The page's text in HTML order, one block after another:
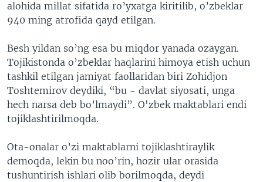
alohida millat sifatida ro’yxatga kiritilib, o’zbeklar
940 ming atrofida qayd etilgan.
Besh yildan so’ng esa bu miqdor yanada ozaygan.
Tojikistonda o’zbeklar haqlarini himoya etish uchun
tashkil etilgan jamiyat faollaridan biri Zohidjon
Toshtemirov deydiki, “bu - davlat siyosati, unga
hech narsa deb bo’lmaydi”. O'zbek maktablari endi
tojiklashtirilmoqda.
Ota-onalar o’zi maktablarni tojiklashtiraylik
demoqda, lekin bu noo’rin, hozir ular orasida
tushuntirish ishlari olib borilmoqda, deydi